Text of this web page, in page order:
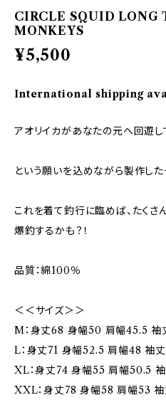
CIRCLE SQUID LONG
MONKEYS
¥5,500
International shipping
アオリイカがあなたの元へ回遊し
という願いを込めながら製作した
これを着て釣行に臨めば、たくさ
爆釣するかも？！
品質：綿100％
＜＜サイズ＞＞
M：身丈68 身幅50 肩幅45.5 袖
L：身丈71 身幅52.5 肩幅48 袖
XL：身丈74 身幅55 肩幅50.5
XXL：身丈78 身幅58 肩幅53